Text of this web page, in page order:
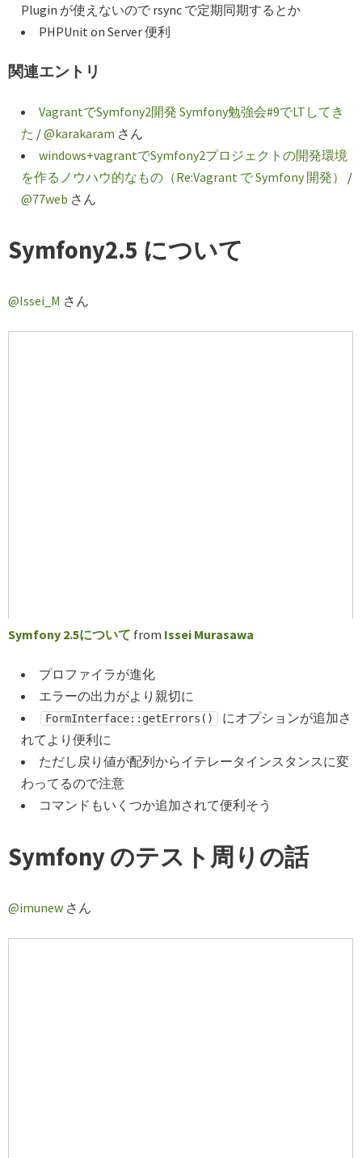
Plugin が使えないので rsync で定期同期するとか
PHPUnit on Server 便利
関連エントリ
VagrantでSymfony2開発 Symfony勉強会#9でLTしてき
た /@karakaram さん
windows+vagrantでSymfony2プロジェクトの開発環境
を作るノウハウ的なもの（Re:Vagrant で Symfony 開発）
/
@77web さん
Symfony2.5 について
@Issei_M さん
Symfony 2.5について from Issei Murasawa
プロファイラが進化
エラーの出力がより親切に
FormInterface::getErrors()
にオプションが追加さ
れてより便利に
ただし戻り値が配列からイテレータインスタンスに変
わってるので注意
コマンドもいくつか追加されて便利そう
Symfony のテスト周りの話
@imunew さん